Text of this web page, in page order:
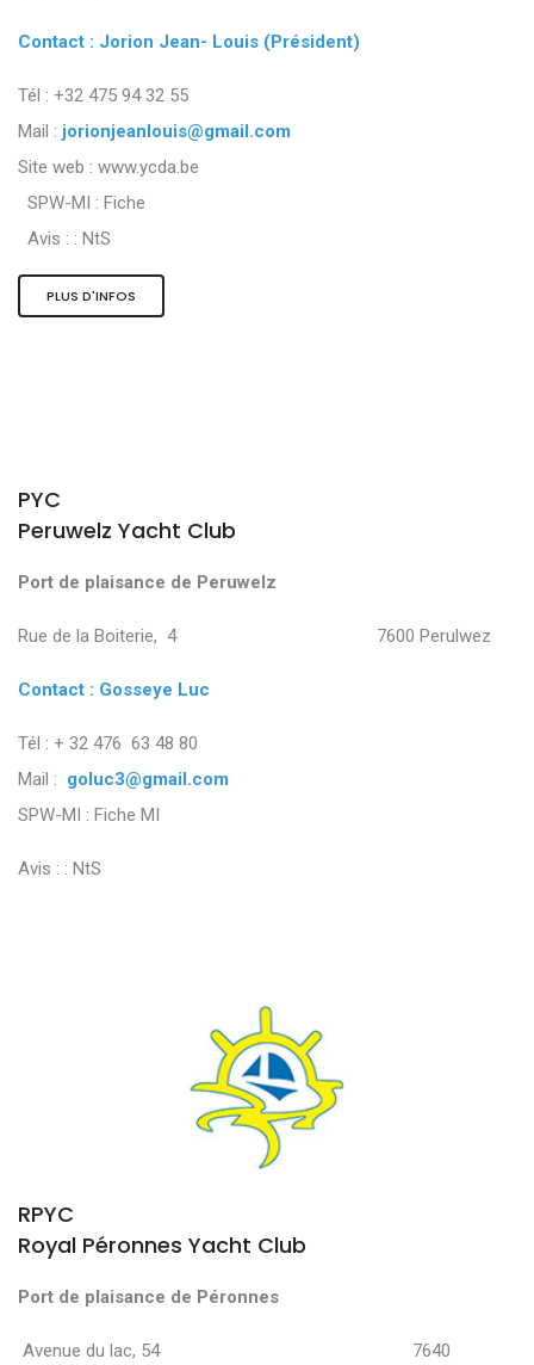
Contact : Jorion Jean- Louis (Président)
Tél : +32 475 94 32 55
Mail : jorionjeanlouis@gmail.com
Site web : www.ycda.be
SPW-MI : Fiche
Avis : : NtS
PLUS D'INFOS
PYC
Peruwelz Yacht Club
Port de plaisance de Peruwelz
Rue de la Boiterie, 4 7600 Perulwez
Contact : Gosseye Luc
Tél : + 32 476 63 48 80
Mail : goluc3@gmail.com
SPW-MI : Fiche MI
Avis : : NtS
RPYC
Royal Péronnes Yacht Club
Port de plaisance de Péronnes
Avenue du lac, 54 7640